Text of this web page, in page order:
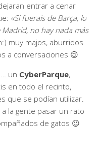
entrar a cenar
«Si fuerais de Barça, lo
no hay nada más
muy majos, aburridos
a conversaciones 😉
un CyberParque,
en todo el recinto,
que se podían utilizar.
la gente pasar un rato
de gatos 😉